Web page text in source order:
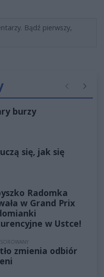
Bądź pierwszy,
Poprzednie
burzy
się, jak się
Radomka
w Grand Prix
w Ustce!
zmienia odbiór